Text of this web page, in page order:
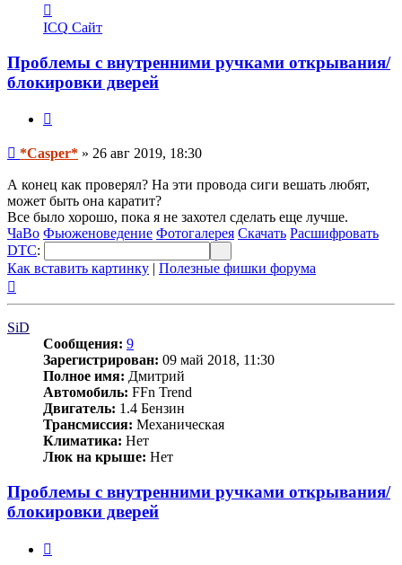
информация
пользователя
ICQ Сайт
Проблемы с внутренними ручками открывания/
блокировки дверей
Сообщение
*Casper* » 26 авг 2019, 18:30
А конец как проверял? На эти провода сиги вешать любят,
может быть она каратит?
Все было хорошо, пока я не захотел сделать еще лучше.
ЧаВо Фьюженоведение Фотогалерея Скачать Расшифровать
DTC:
Как вставить картинку | Полезные фишки форума
SiD
Сообщения: 9
Зарегистрирован: 09 май 2018, 11:30
Полное имя: Дмитрий
Автомобиль: FFn Trend
Двигатель: 1.4 Бензин
Трансмиссия: Механическая
Климатика: Нет
Люк на крыше: Нет
Проблемы с внутренними ручками открывания/
блокировки дверей